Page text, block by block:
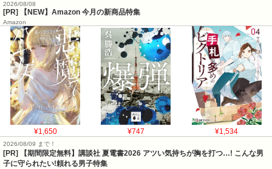
2026/08/08
[PR] 【NEW】Amazon 今月の新商品特集
Amazon
¥1,650 ¥747 ¥1,534
2026/08/09 まで！
[PR] 【期間限定無料】講談社 夏電書2026 アツい気持ちが胸を打つ…! こんな男
子に守られたい!頼れる男子特集